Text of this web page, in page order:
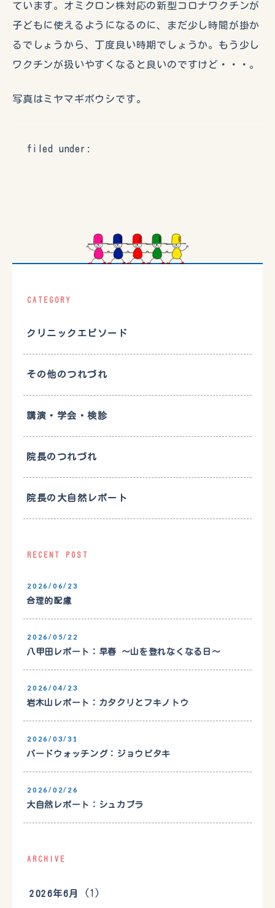
ています。オミクロン株対応の新型コロナワクチンが
子どもに使えるようになるのに、まだ少し時間が掛か
るでしょうから、丁度良い時期でしょうか。もう少し
ワクチンが扱いやすくなると良いのですけど・・・。
写真はミヤマギボウシです。
filed under:
CATEGORY
クリニックエピソード
その他のつれづれ
講演・学会・検診
院長のつれづれ
院長の大自然レポート
RECENT POST
2026/06/23
合理的配慮
2026/05/22
八甲田レポート：早春 〜山を登れなくなる日〜
2026/04/23
岩木山レポート：カタクリとフキノトウ
2026/03/31
バードウォッチング：ジョウビタキ
2026/02/26
大自然レポート：シュカブラ
ARCHIVE
2026年6月 (1)